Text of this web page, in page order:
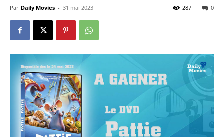
Par Daily Movies - 31 mai 2023 0
287